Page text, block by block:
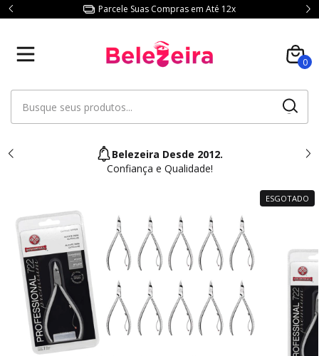
Parcele Suas Compras em Até 12x
0
Belezeira Desde 2012.
Confiança e Qualidade!
ESGOTADO